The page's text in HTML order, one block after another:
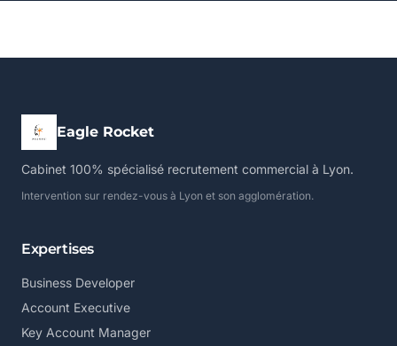
Eagle Rocket
Cabinet 100% spécialisé recrutement commercial à Lyon.
Intervention sur rendez-vous à Lyon et son agglomération.
Expertises
Business Developer
Account Executive
Key Account Manager